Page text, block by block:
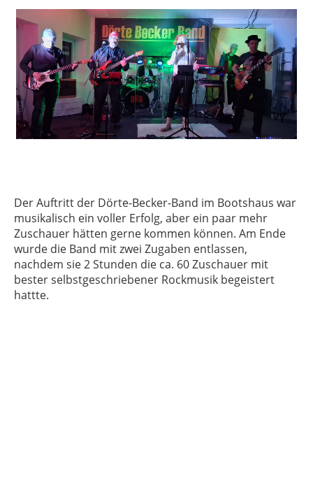
Der Auftritt der Dörte-Becker-Band im Bootshaus war
musikalisch ein voller Erfolg, aber ein paar mehr
Zuschauer hätten gerne kommen können. Am Ende
wurde die Band mit zwei Zugaben entlassen,
nachdem sie 2 Stunden die ca. 60 Zuschauer mit
bester selbstgeschriebener Rockmusik begeistert
hattte.